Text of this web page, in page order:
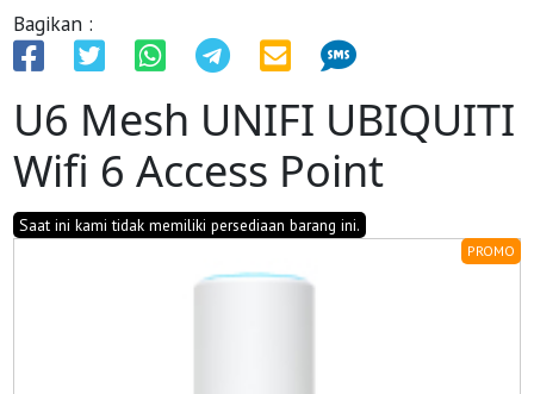
Bagikan :
U6 Mesh UNIFI UBIQUITI
Wifi 6 Access Point
Saat ini kami tidak memiliki persediaan barang ini.
PROMO